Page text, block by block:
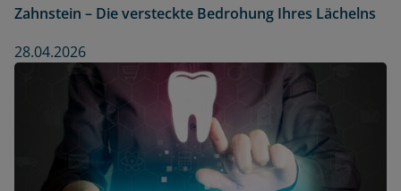
Zahnstein – Die versteckte Bedrohung Ihres Lächelns
28.04.2026